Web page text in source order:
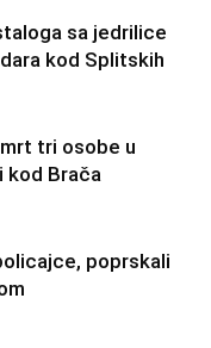
sa jedrilice
kod Splitskih
tri osobe u
kod Brača
poprskali